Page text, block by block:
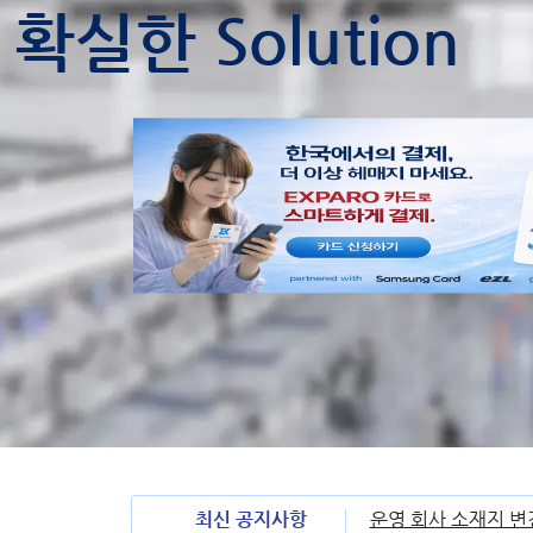
확실한 Solution
최신 공지사항 운영 회사 소재지 변